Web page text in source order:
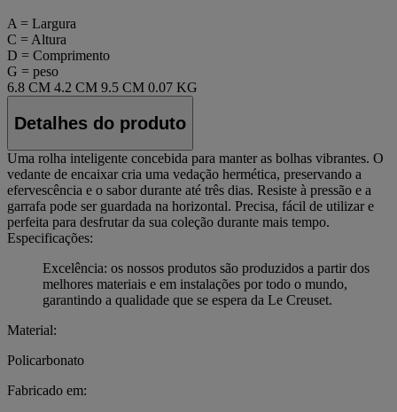
A = Largura
C = Altura
D = Comprimento
G = peso
6.8 CM 4.2 CM 9.5 CM 0.07 KG
Detalhes do produto
Uma rolha inteligente concebida para manter as bolhas vibrantes. O
vedante de encaixar cria uma vedação hermética, preservando a
efervescência e o sabor durante até três dias. Resiste à pressão e a
garrafa pode ser guardada na horizontal. Precisa, fácil de utilizar e
perfeita para desfrutar da sua coleção durante mais tempo.
Especificações:
Excelência: os nossos produtos são produzidos a partir dos
melhores materiais e em instalações por todo o mundo,
garantindo a qualidade que se espera da Le Creuset.
Material:
Policarbonato
Fabricado em: